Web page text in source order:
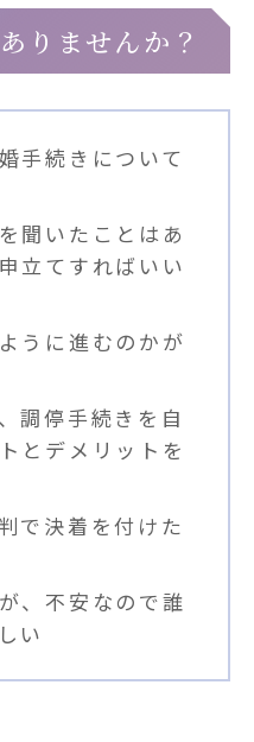
りませんか？
手続きについて
聞いたことはあ
立てすればいい
うに進むのかが
調停手続きを自
とデメリットを
で決着を付けた
、不安なので誰
い